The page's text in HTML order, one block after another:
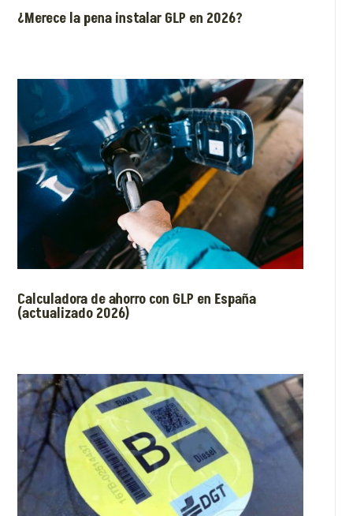
¿Merece la pena instalar GLP en 2026?
Calculadora de ahorro con GLP en España
(actualizado 2026)